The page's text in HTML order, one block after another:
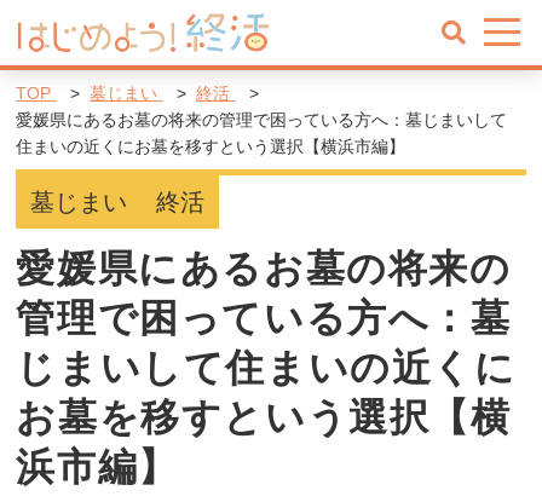
TOP 墓じまい
終活
愛媛県にあるお墓の将来の管理で困っている方へ：墓じまいして
住まいの近くにお墓を移すという選択【横浜市編】
墓じまい 終活
愛媛県にあるお墓の将来の
管理で困っている方へ：墓
じまいして住まいの近くに
お墓を移すという選択【横
浜市編】